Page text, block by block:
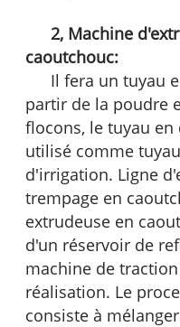
2, Machine
caoutchouc:
Il fera un tuyau
partir de la poudre
flocons, le tuyau
utilisé comme
d'irrigation. Ligne
trempage en
extrudeuse en
d'un réservoir de
machine de
réalisation. Le
consiste à